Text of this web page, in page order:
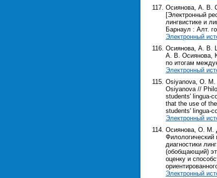
Осиянова, А. В.
[Электронный
лингвистике и
Барнаул : Алт.
Электронный
Осиянова, А. В.
А. В. Осиянова,
по итогам
Электронный
Osiyanova, O.
Osiyanova //
students' lingua-
that the use of
students' lingua-
Электронный
Осиянова, О. М.
Филологический
диагностики
(обобщающий)
оценку и
Электронный